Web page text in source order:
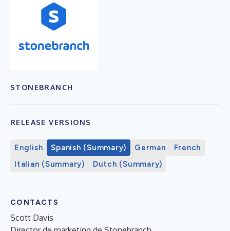
STONEBRANCH
RELEASE VERSIONS
English Spanish (Summary) German
French
Italian (Summary)
Dutch (Summary)
CONTACTS
Scott Davis